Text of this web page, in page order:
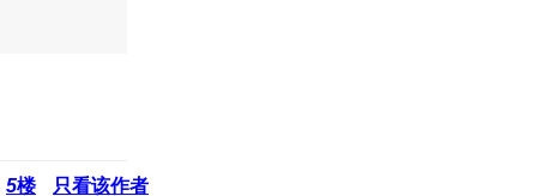
5楼 只看该作者